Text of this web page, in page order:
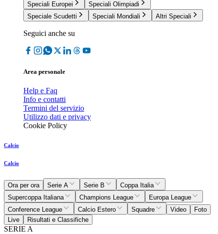
Speciali Europei
Speciali Olimpiadi
Speciale Scudetti
Speciali Mondiali Altri Speciali
Seguici anche su
Area personale
Help e Faq
Info e contatti
Termini del servizio
Utilizzo dati e privacy
Cookie Policy
Calcio
Calcio
Ora per ora Serie A Serie B
Coppa Italia
Supercoppa Italiana
Champions League
Europa League
Conference League
Calcio Estero Squadre Video
Foto
Live
Risultati e Classifiche
SERIE A